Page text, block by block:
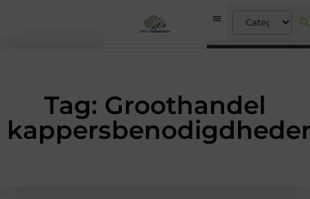
Tag: Groothandel